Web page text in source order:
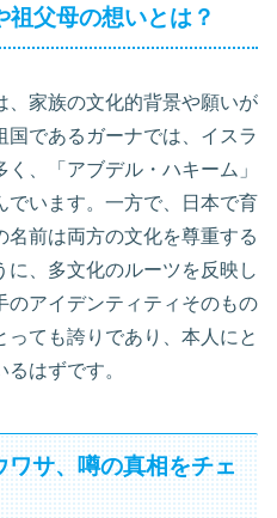
父母の想いとは？
、家族の文化的背景や願いが
であるガーナでは、イスラ
、「アブデル・ハキーム」
でいます。一方で、日本で育
名前は両方の文化を尊重する
、多文化のルーツを反映し
のアイデンティティそのもの
ても誇りであり、本人にと
はずです。
ワサ、噂の真相をチェ